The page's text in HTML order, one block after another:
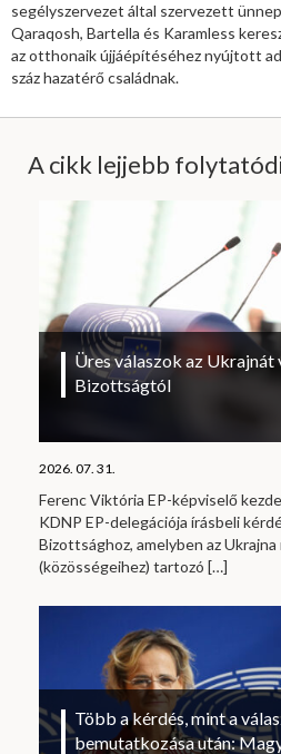
segélyszervezet által szervezett
Qaraqosh, Bartella és Karamless
az otthonaik újjáépítéséhez nyújtott
száz hazatérő családnak.
A cikk lejjebb
Üres válaszok az Ukrajnát
Bizottságtól
2026. 07. 31.
Ferenc Viktória EP-képviselő
KDNP EP-delegációja írásbeli
Bizottsághoz, amelyben az
(közösségeihez) tartozó […]
Több a kérdés, mint a
bemutatkozása után: